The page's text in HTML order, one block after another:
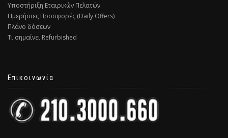
Υποστήριξη Εταιρικών Πελατών
Ημερήσιες Προσφορές (Daily Offers)
Πλάνο δόσεων
Τι σημαίνει Refurbished
Επικοινωνία